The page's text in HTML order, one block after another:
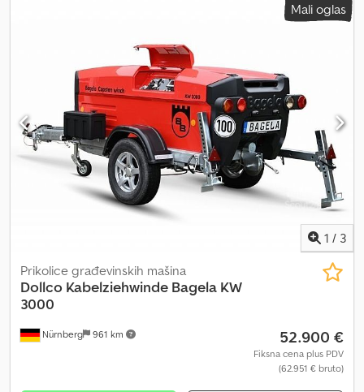
Mali oglas
1 / 3
Nürnberg 961 km
Prikolice građevinskih mašina
Dollco Kabelziehwinde Bagela KW
3000
52.900 €
Fiksna cena plus PDV
(62.951 € bruto)